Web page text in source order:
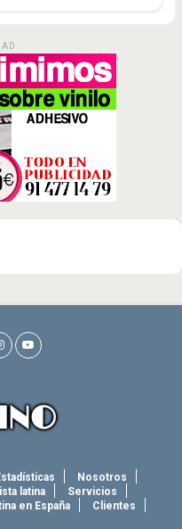
Nosotros
latina
Servicios
en España
Clientes